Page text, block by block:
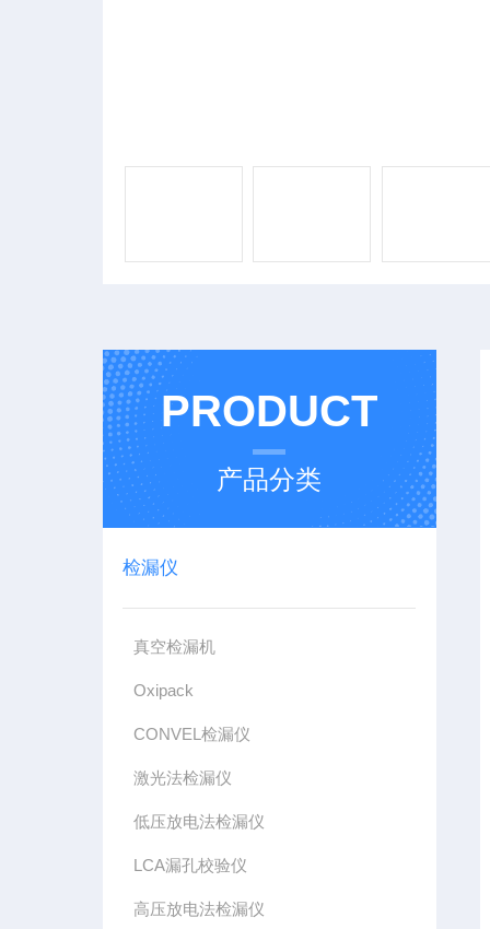
PRODUCT
产品分类
检漏仪
真空检漏机
Oxipack
CONVEL检漏仪
激光法检漏仪
低压放电法检漏仪
LCA漏孔校验仪
高压放电法检漏仪